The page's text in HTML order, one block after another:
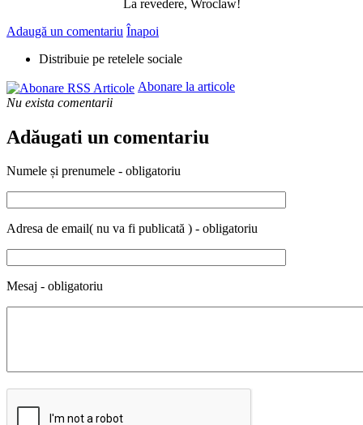
La revedere, Wroclaw!
Adaugă un comentariu Înapoi
Distribuie pe retelele sociale
Abonare la articole
Nu exista comentarii
Adăugati un comentariu
Numele și prenumele - obligatoriu
Adresa de email( nu va fi publicată ) - obligatoriu
Mesaj - obligatoriu